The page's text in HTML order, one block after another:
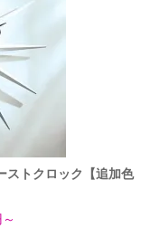
トクロック【追加色